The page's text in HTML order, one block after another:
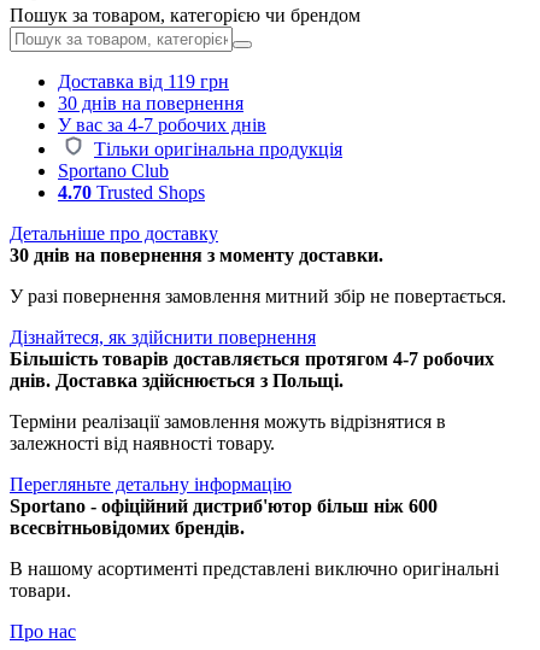
Пошук за товаром, категорією чи брендом
Доставка від 119 грн
30 днів на повернення
У вас за 4-7 робочих днів
Тільки оригінальна продукція
Sportano Club
4.70 Trusted Shops
Детальніше про доставку
30 днів на повернення з моменту доставки.
У разі повернення замовлення митний збір не повертається.
Дізнайтеся, як здійснити повернення
Більшість товарів доставляється протягом 4-7 робочих
днів. Доставка здійснюється з Польщі.
Терміни реалізації замовлення можуть відрізнятися в
залежності від наявності товару.
Перегляньте детальну інформацію
Sportano - офіційний дистриб'ютор більш ніж 600
всесвітньовідомих брендів.
В нашому асортименті представлені виключно оригінальні
товари.
Про нас